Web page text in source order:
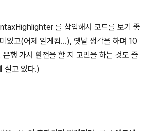
를 삽입해서 코드를 보기 좋
있고(어제 알게됨...), 옛날 생각을 하며 10
행 가서 환전을 할 지 고민을 하는 것도 즐
살고 있다.)